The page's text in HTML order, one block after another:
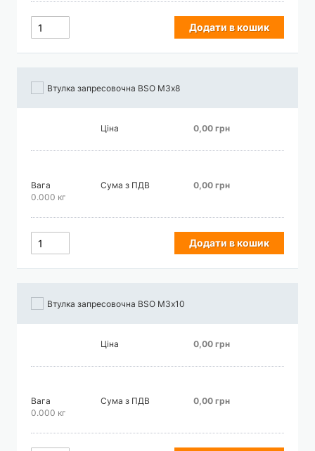
Додати в кошик
Втулка запресовочна BSO М3х8
Ціна 0,00 грн
Вага
0.000 кг
Сума з ПДВ 0,00 грн
Додати в кошик
Втулка запресовочна BSO М3х10
Ціна 0,00 грн
Вага
0.000 кг
Сума з ПДВ 0,00 грн